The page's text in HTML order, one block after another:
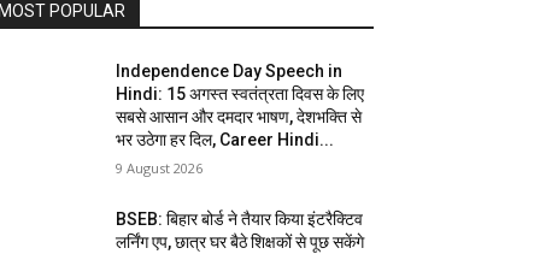
MOST POPULAR
Independence Day Speech in
Hindi: 15 अगस्त स्वतंत्रता दिवस के लिए
सबसे आसान और दमदार भाषण, देशभक्ति से
भर उठेगा हर दिल, Career Hindi...
9 August 2026
BSEB: बिहार बोर्ड ने तैयार किया इंटरैक्टिव
लर्निंग एप, छात्र घर बैठे शिक्षकों से पूछ सकेंगे